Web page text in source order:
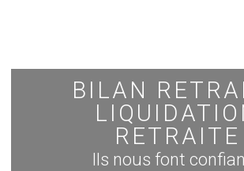
BILAN
RETRAITE
Ils nous font